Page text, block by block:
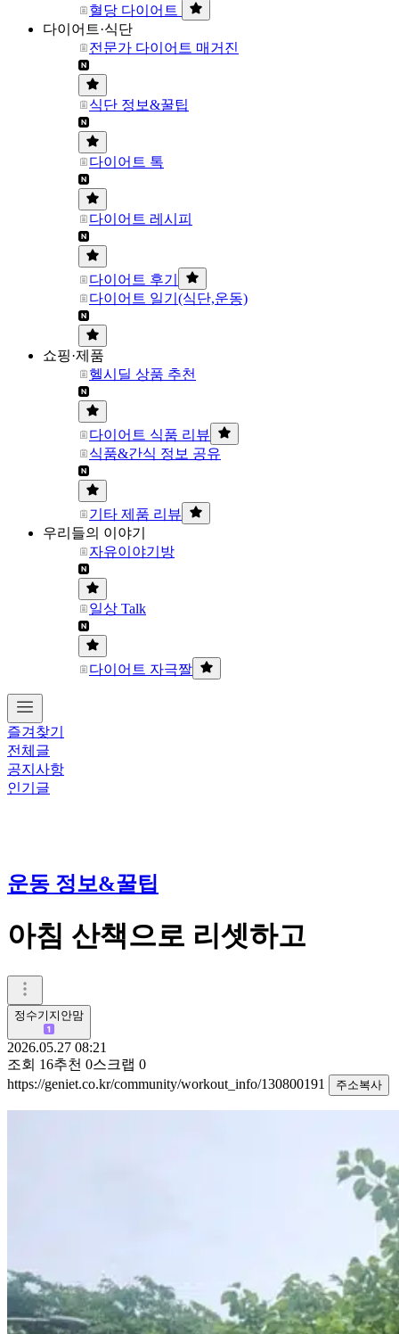
혈당 다이어트
다이어트·식단
전문가 다이어트 매거진
식단 정보&꿀팁
다이어트 톡
다이어트 레시피
다이어트 후기
다이어트 일기(식단,운동)
쇼핑·제품
헬시딜 상품 추천
다이어트 식품 리뷰
식품&간식 정보 공유
기타 제품 리뷰
우리들의 이야기
자유이야기방
일상 Talk
다이어트 자극짤
즐겨찾기
전체글
공지사항
인기글
운동 정보&꿀팁
아침 산책으로 리셋하고
정수기지안맘
2026.05.27 08:21
조회 16추천 0스크랩 0
https://geniet.co.kr/community/workout_info/130800191
주소복사